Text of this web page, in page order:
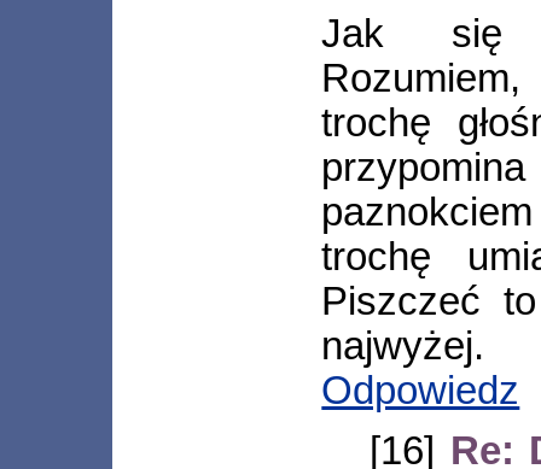
Jak się
trochę
trochę
Piszczeć
najwyżej.
Odpowiedz
[16] Re: